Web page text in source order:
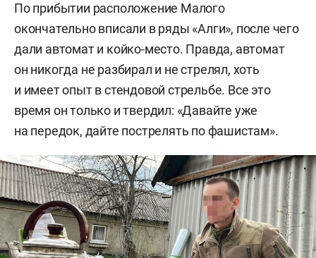
По прибытии расположение Малого
окончательно вписали в ряды «Алги», после чего
дали автомат и койко-место. Правда, автомат
он никогда не разбирал и не стрелял, хоть
и имеет опыт в стендовой стрельбе. Все это
время он только и твердил: «Давайте уже
на передок, дайте пострелять по фашистам».